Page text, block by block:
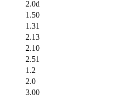
2.0d
1.50
1.31
2.13
2.10
2.51
1.2
2.0
3.00